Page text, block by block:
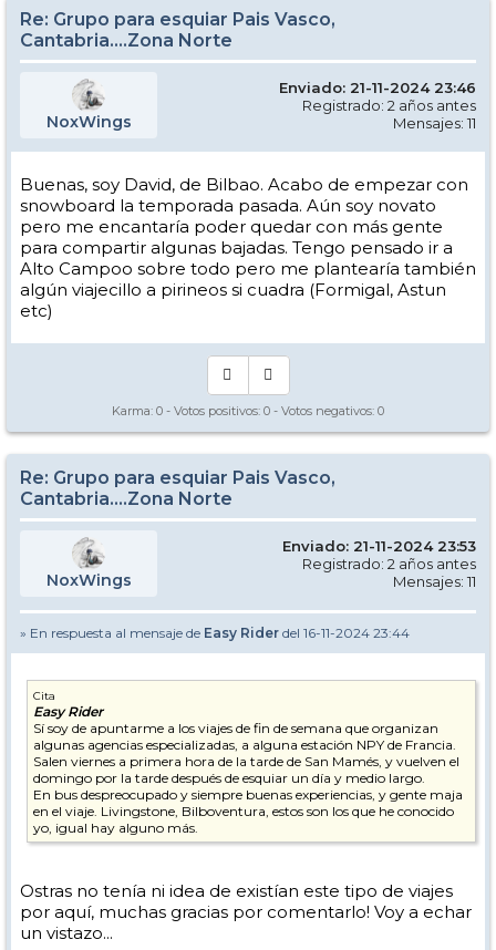
Re: Grupo para esquiar Pais Vasco,
Cantabria....Zona Norte
NoxWings
Enviado: 21-11-2024 23:46
Registrado: 2 años antes
Mensajes: 11
Buenas, soy David, de Bilbao. Acabo de empezar con
snowboard la temporada pasada. Aún soy novato
pero me encantaría poder quedar con más gente
para compartir algunas bajadas. Tengo pensado ir a
Alto Campoo sobre todo pero me plantearía también
algún viajecillo a pirineos si cuadra (Formigal, Astun
etc)
Karma: 0 - Votos positivos: 0 - Votos negativos: 0
Re: Grupo para esquiar Pais Vasco,
Cantabria....Zona Norte
NoxWings
Enviado: 21-11-2024 23:53
Registrado: 2 años antes
Mensajes: 11
» En respuesta al mensaje de Easy Rider del 16-11-2024 23:44
Cita
Easy Rider
Sí soy de apuntarme a los viajes de fin de semana que organizan
algunas agencias especializadas, a alguna estación NPY de Francia.
Salen viernes a primera hora de la tarde de San Mamés, y vuelven el
domingo por la tarde después de esquiar un día y medio largo.
En bus despreocupado y siempre buenas experiencias, y gente maja
en el viaje. Livingstone, Bilboventura, estos son los que he conocido
yo, igual hay alguno más.
Ostras no tenía ni idea de existían este tipo de viajes
por aquí, muchas gracias por comentarlo! Voy a echar
un vistazo...